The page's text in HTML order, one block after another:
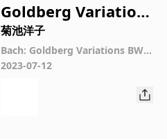
Goldberg Variation
s BWV988 Variatio 3
0. Quodlibet. a 1 Cla
v.
菊池洋子
Bach: Goldberg Variations BWV
988
2023-07-12